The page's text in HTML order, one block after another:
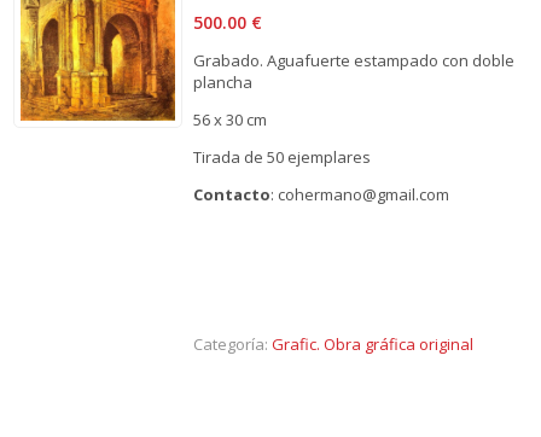
500.00 €
Grabado. Aguafuerte estampado con doble
plancha
56 x 30 cm
Tirada de 50 ejemplares
Contacto: cohermano@gmail.com
Categoría:Grafic. Obra gráfica original